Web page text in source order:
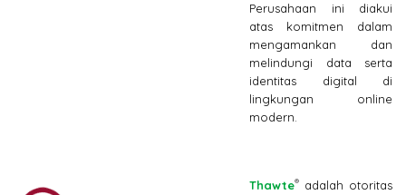
Perusahaan ini diakui
atas komitmen dalam
mengamankan dan
melindungi data serta
identitas digital di
lingkungan online
modern.
Thawte® adalah otoritas